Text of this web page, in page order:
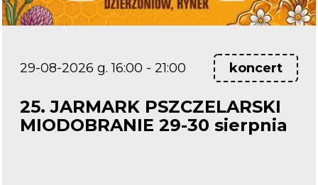
29-08-2026 g. 16:00 - 21:00 koncert
25. JARMARK PSZCZELARSKI
MIODOBRANIE 29-30 sierpnia